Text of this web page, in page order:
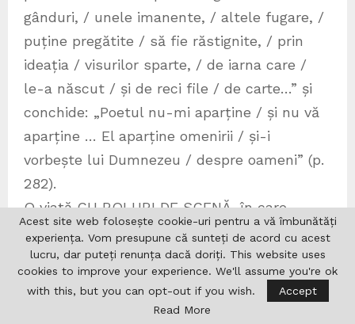
gânduri, / unele imanente, / altele fugare, /
puține pregătite / să fie răstignite, / prin
ideația / visurilor sparte, / de iarna care /
le-a născut / și de reci file / de carte…” și
conchide: „Poetul nu-mi aparține / și nu vă
aparține … El aparține omenirii / și-i
vorbește lui Dumnezeu / despre oameni” (p.
282).
O viață CU ROLURI DE SCENĂ, în care
ROATA destinului e de esență pământeană,
prin care devenim noi înșine, în care înalță
RUGĂ, spre Părintele Stăpân: RUGĂ ÎNSPRE
TATĂL TUTUROR, pentru „hrana împăcării
Acest site web folosește cookie-uri pentru a vă îmbunătăți
experiența. Vom presupune că sunteți de acord cu acest
lucru, dar puteți renunța dacă doriți. This website uses
cookies to improve your experience. We'll assume you're ok
with this, but you can opt-out if you wish.
Accept
Read More